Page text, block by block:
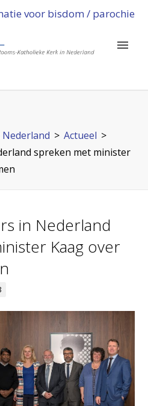
voor bisdom / parochie
> Actueel >
spreken met minister
in Nederland
Kaag over